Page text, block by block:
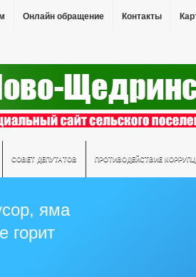
Онлайн обращение Контакты
СОВЕТ ДЕПУТАТОВ ПРОТИВОДЕЙСТВИЕ
яма
горит